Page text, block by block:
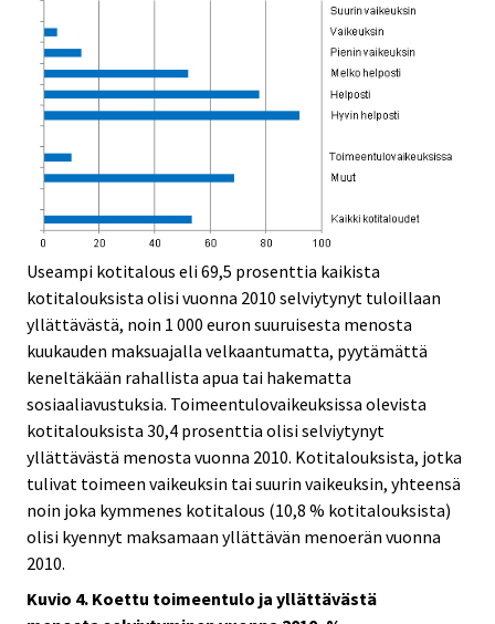
Useampi kotitalous eli 69,5 prosenttia kaikista
kotitalouksista olisi vuonna 2010 selviytynyt tuloillaan
yllättävästä, noin 1 000 euron suuruisesta menosta
kuukauden maksuajalla velkaantumatta, pyytämättä
keneltäkään rahallista apua tai hakematta
sosiaaliavustuksia. Toimeentulovaikeuksissa olevista
kotitalouksista 30,4 prosenttia olisi selviytynyt
yllättävästä menosta vuonna 2010. Kotitalouksista, jotka
tulivat toimeen vaikeuksin tai suurin vaikeuksin, yhteensä
noin joka kymmenes kotitalous (10,8 % kotitalouksista)
olisi kyennyt maksamaan yllättävän menoerän vuonna
2010.
Kuvio 4. Koettu toimeentulo ja yllättävästä